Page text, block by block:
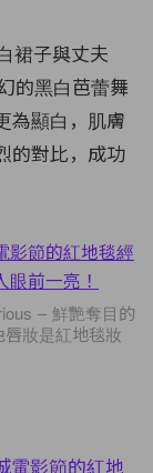
裙子與丈夫
的黑白芭蕾舞
為顯白，肌膚
的對比，成功
– 鮮艷奪目的
妝是紅地毯妝